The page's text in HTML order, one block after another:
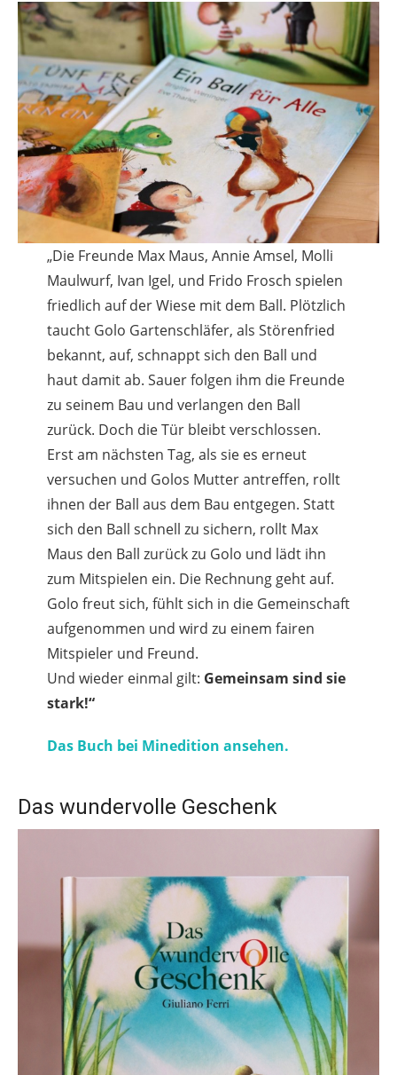
„Die Freunde Max Maus, Annie Amsel, Molli
Maulwurf, Ivan Igel, und Frido Frosch spielen
friedlich auf der Wiese mit dem Ball. Plötzlich
taucht Golo Gartenschläfer, als Störenfried
bekannt, auf, schnappt sich den Ball und
haut damit ab. Sauer folgen ihm die Freunde
zu seinem Bau und verlangen den Ball
zurück. Doch die Tür bleibt verschlossen.
Erst am nächsten Tag, als sie es erneut
versuchen und Golos Mutter antreffen, rollt
ihnen der Ball aus dem Bau entgegen. Statt
sich den Ball schnell zu sichern, rollt Max
Maus den Ball zurück zu Golo und lädt ihn
zum Mitspielen ein. Die Rechnung geht auf.
Golo freut sich, fühlt sich in die Gemeinschaft
aufgenommen und wird zu einem fairen
Mitspieler und Freund.
Und wieder einmal gilt: Gemeinsam sind sie
stark!“
Das Buch bei Minedition ansehen.
Das wundervolle Geschenk